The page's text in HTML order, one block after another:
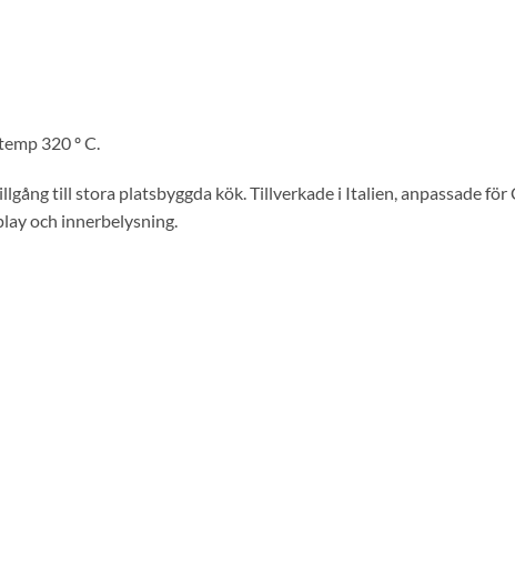
320 º C.
till stora platsbyggda kök. Tillverkade i Italien, anpassade för
och innerbelysning.